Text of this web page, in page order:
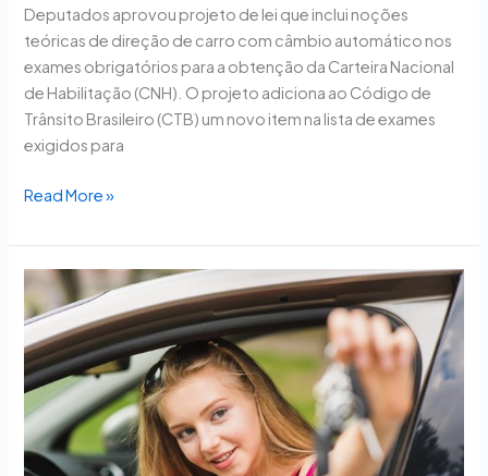
Deputados aprovou projeto de lei que inclui noções
teóricas de direção de carro com câmbio automático nos
exames obrigatórios para a obtenção da Carteira Nacional
de Habilitação (CNH). O projeto adiciona ao Código de
Trânsito Brasileiro (CTB) um novo item na lista de exames
exigidos para
Read More »
Especialistas
sugerem
permissão
para
jovens
de
16
anos